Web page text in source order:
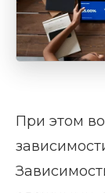
При этом